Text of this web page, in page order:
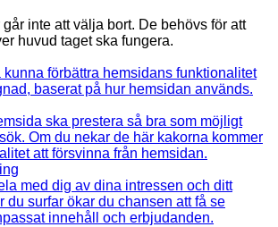
inte att välja bort. De behövs för att
huvud taget ska fungera.
kunna förbättra hemsidans funktionalitet
baserat på hur hemsidan används.
ska prestera så bra som möjligt
Om du nekar de här kakorna kommer
att försvinna från hemsidan.
med dig av dina intressen och ditt
du surfar ökar du chansen att få se
innehåll och erbjudanden.